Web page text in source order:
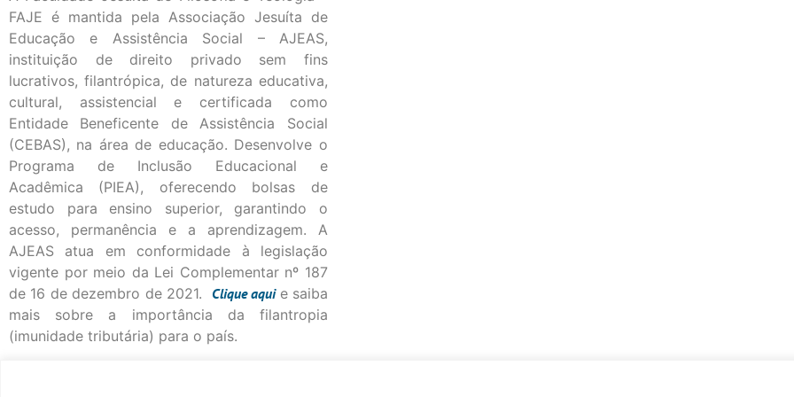
FAJE é mantida pela Associação Jesuíta de
Educação e Assistência Social – AJEAS,
instituição de direito privado sem fins
lucrativos, filantrópica, de natureza educativa,
cultural, assistencial e certificada como
Entidade Beneficente de Assistência Social
(CEBAS), na área de educação. Desenvolve o
Programa de Inclusão Educacional e
Acadêmica (PIEA), oferecendo bolsas de
estudo para ensino superior, garantindo o
acesso, permanência e a aprendizagem. A
AJEAS atua em conformidade à legislação
vigente por meio da Lei Complementar nº 187
de 16 de dezembro de 2021. Cliqueaqui e saiba
mais sobre a importância da filantropia
(imunidade tributária) para o país.